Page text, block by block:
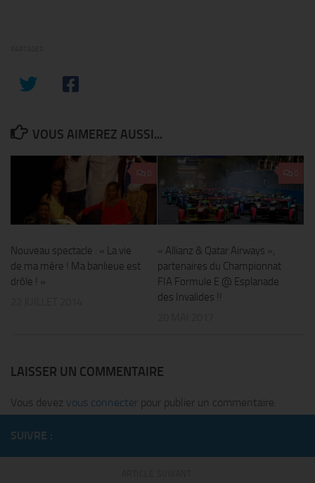
VOUS AIMEREZ AUSSI...
Nouveau spectacle : « La vie
de ma mère ! Ma banlieue est
drôle ! »
« Allianz & Qatar Airways »,
partenaires du Championnat
FIA Formule E @ Esplanade
des Invalides !!
LAISSER UN COMMENTAIRE
Vous devez vous connecter pour publier un commentaire.
SUIVRE :